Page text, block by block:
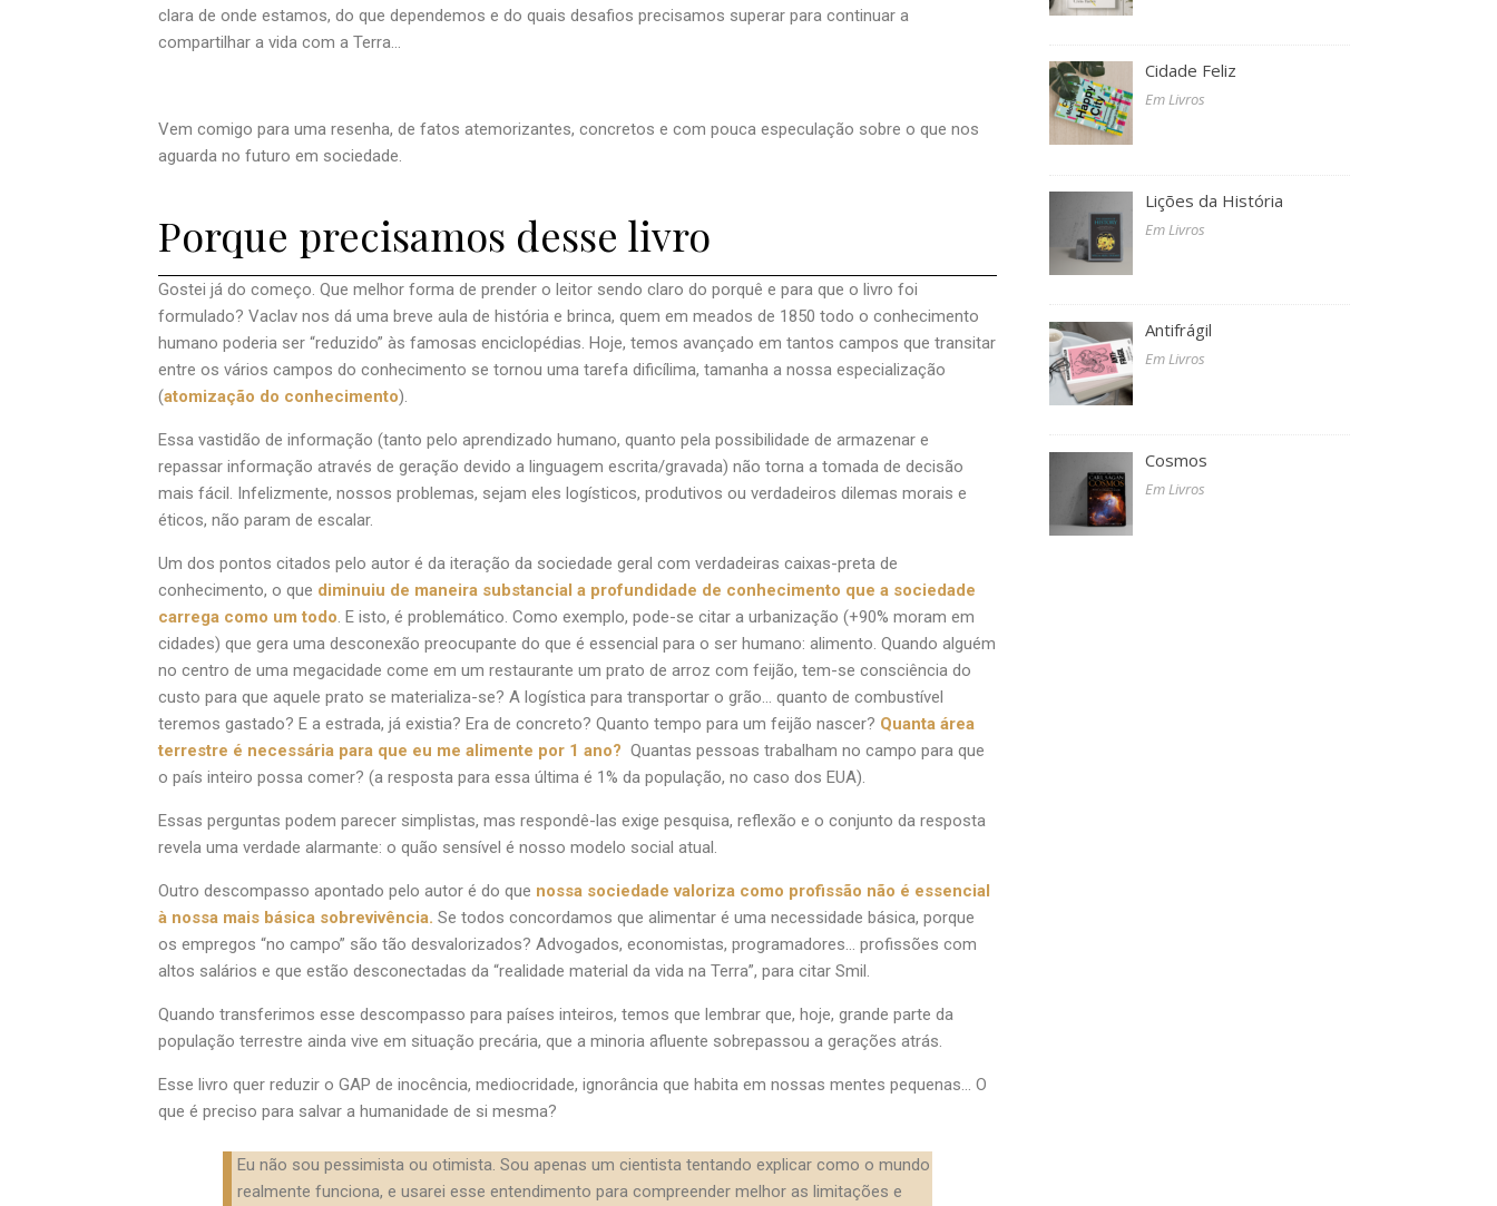
clara de onde estamos, do que dependemos e do quais desafios precisamos superar para continuar a
compartilhar a vida com a Terra…
Vem comigo para uma resenha, de fatos atemorizantes, concretos e com pouca especulação sobre o que nos
aguarda no futuro em sociedade.
Porque precisamos desse livro
Gostei já do começo. Que melhor forma de prender o leitor sendo claro do porquê e para que o livro foi
formulado? Vaclav nos dá uma breve aula de história e brinca, quem em meados de 1850 todo o conhecimento
humano poderia ser “reduzido” às famosas enciclopédias. Hoje, temos avançado em tantos campos que transitar
entre os vários campos do conhecimento se tornou uma tarefa dificílima, tamanha a nossa especialização
(atomização do conhecimento).
Essa vastidão de informação (tanto pelo aprendizado humano, quanto pela possibilidade de armazenar e
repassar informação através de geração devido a linguagem escrita/gravada) não torna a tomada de decisão
mais fácil. Infelizmente, nossos problemas, sejam eles logísticos, produtivos ou verdadeiros dilemas morais e
éticos, não param de escalar.
Um dos pontos citados pelo autor é da iteração da sociedade geral com verdadeiras caixas-preta de
conhecimento, o que diminuiu de maneira substancial a profundidade de conhecimento que a sociedade
carrega como um todo. E isto, é problemático. Como exemplo, pode-se citar a urbanização (+90% moram em
cidades) que gera uma desconexão preocupante do que é essencial para o ser humano: alimento. Quando alguém
no centro de uma megacidade come em um restaurante um prato de arroz com feijão, tem-se consciência do
custo para que aquele prato se materializa-se? A logística para transportar o grão… quanto de combustível
teremos gastado? E a estrada, já existia? Era de concreto? Quanto tempo para um feijão nascer? Quanta área
terrestre é necessária para que eu me alimente por 1 ano? Quantas pessoas trabalham no campo para que
o país inteiro possa comer? (a resposta para essa última é 1% da população, no caso dos EUA).
Essas perguntas podem parecer simplistas, mas respondê-las exige pesquisa, reflexão e o conjunto da resposta
revela uma verdade alarmante: o quão sensível é nosso modelo social atual.
Outro descompasso apontado pelo autor é do que nossa sociedade valoriza como profissão não é essencial
à nossa mais básica sobrevivência. Se todos concordamos que alimentar é uma necessidade básica, porque
os empregos “no campo” são tão desvalorizados? Advogados, economistas, programadores… profissões com
altos salários e que estão desconectadas da “realidade material da vida na Terra”, para citar Smil.
Quando transferimos esse descompasso para países inteiros, temos que lembrar que, hoje, grande parte da
população terrestre ainda vive em situação precária, que a minoria afluente sobrepassou a gerações atrás.
Esse livro quer reduzir o GAP de inocência, mediocridade, ignorância que habita em nossas mentes pequenas… O
que é preciso para salvar a humanidade de si mesma?
Eu não sou pessimista ou otimista. Sou apenas um cientista tentando explicar como o mundo
realmente funciona, e usarei esse entendimento para compreender melhor as limitações e
Cidade Feliz
Em Livros
Lições da História
Em Livros
Antifrágil
Em Livros
Cosmos
Em Livros